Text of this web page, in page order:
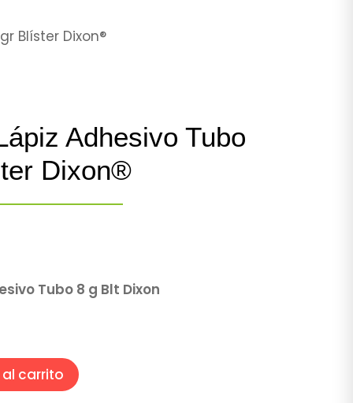
Blíster Dixon®
Adhesivo Tubo
Dixon®
Tubo 8 g Blt Dixon
carrito